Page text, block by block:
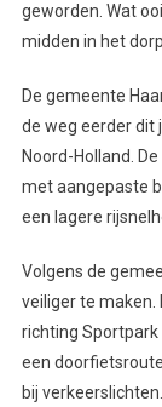
geworden. Wat
midden in het
De gemeente
de weg eerder dit
Noord-Holland.
met aangepaste
een lagere
Volgens de
veiliger te maken.
richting Sportpark
een
bij